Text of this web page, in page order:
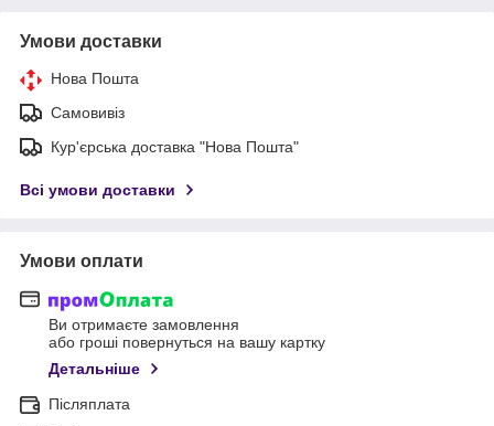
Умови доставки
Нова Пошта
Самовивіз
Кур'єрська доставка "Нова Пошта"
Всі умови доставки
Умови оплати
Ви отримаєте замовлення
або гроші повернуться на вашу картку
Детальніше
Післяплата